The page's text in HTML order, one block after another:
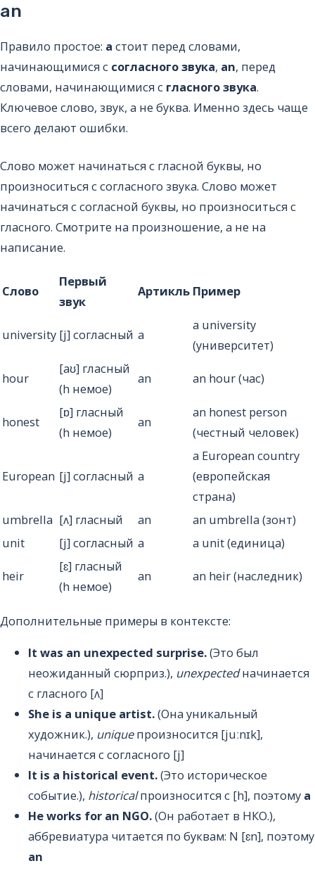
an
Правило простое: a стоит перед словами,
начинающимися с согласного звука, an, перед
словами, начинающимися с гласного звука.
Ключевое слово, звук, а не буква. Именно здесь чаще
всего делают ошибки.
Слово может начинаться с гласной буквы, но
произноситься с согласного звука. Слово может
начинаться с согласной буквы, но произноситься с
гласного. Смотрите на произношение, а не на
написание.
Слово
Первый
звук
Артикль Пример
university [j] согласный a
a university
(университет)
hour
[aʊ] гласный
(h немое)
an an hour (час)
honest
[ɒ] гласный
(h немое)
an
an honest person
(честный человек)
European [j] согласный a
a European country
(европейская
страна)
umbrella [ʌ] гласный an
an umbrella (зонт)
unit
[j] согласный a a unit (единица)
heir
[ɛ] гласный
(h немое)
an an heir (наследник)
Дополнительные примеры в контексте:
It was an unexpected surprise.(Это был
неожиданный сюрприз.), unexpectedначинается
с гласного [ʌ]
She is a unique artist.(Она уникальный
художник.), uniqueпроизносится [juːnɪk],
начинается с согласного [j]
It is a historical event.(Это историческое
событие.), historicalпроизносится с [h], поэтому a
He works for an NGO.(Он работает в НКО.),
аббревиатура читается по буквам: N [ɛn], поэтому
an